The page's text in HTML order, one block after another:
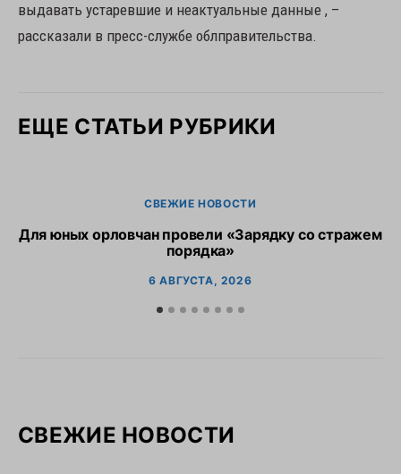
выдавать устаревшие и неактуальные данные , –
рассказали в пресс-службе облправительства.
ЕЩЕ СТАТЬИ РУБРИКИ
СВЕЖИЕ НОВОСТИ
Для юных орловчан провели «Зарядку со стражем
порядка»
6 АВГУСТА, 2026
СВЕЖИЕ НОВОСТИ